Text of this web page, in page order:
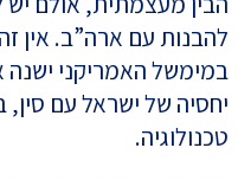
להבנות עם ארה”ב. אין
במימשל האמריקני
יחסיה של ישראל עם
טכנולוגיה.